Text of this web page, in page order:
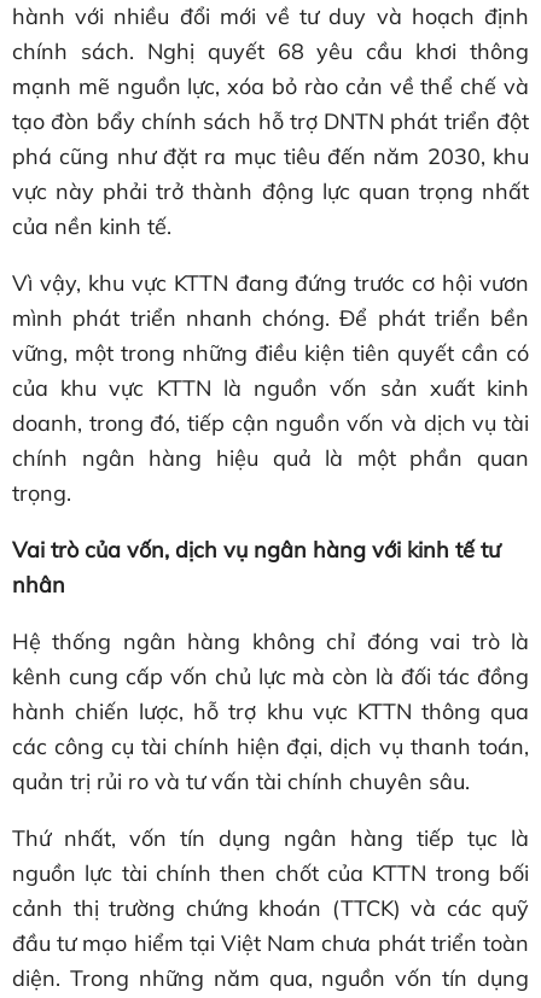
hành với nhiều đổi mới về tư duy và hoạch định
chính sách. Nghị quyết 68 yêu cầu khơi thông
mạnh mẽ nguồn lực, xóa bỏ rào cản về thể chế và
tạo đòn bẩy chính sách hỗ trợ DNTN phát triển đột
phá cũng như đặt ra mục tiêu đến năm 2030, khu
vực này phải trở thành động lực quan trọng nhất
của nền kinh tế.
Vì vậy, khu vực KTTN đang đứng trước cơ hội vươn
mình phát triển nhanh chóng. Để phát triển bền
vững, một trong những điều kiện tiên quyết cần có
của khu vực KTTN là nguồn vốn sản xuất kinh
doanh, trong đó, tiếp cận nguồn vốn và dịch vụ tài
chính ngân hàng hiệu quả là một phần quan
trọng.
Vai trò của vốn, dịch vụ ngân hàng với kinh tế tư
nhân
Hệ thống ngân hàng không chỉ đóng vai trò là
kênh cung cấp vốn chủ lực mà còn là đối tác đồng
hành chiến lược, hỗ trợ khu vực KTTN thông qua
các công cụ tài chính hiện đại, dịch vụ thanh toán,
quản trị rủi ro và tư vấn tài chính chuyên sâu.
Thứ nhất, vốn tín dụng ngân hàng tiếp tục là
nguồn lực tài chính then chốt của KTTN trong bối
cảnh thị trường chứng khoán (TTCK) và các quỹ
đầu tư mạo hiểm tại Việt Nam chưa phát triển toàn
diện. Trong những năm qua, nguồn vốn tín dụng